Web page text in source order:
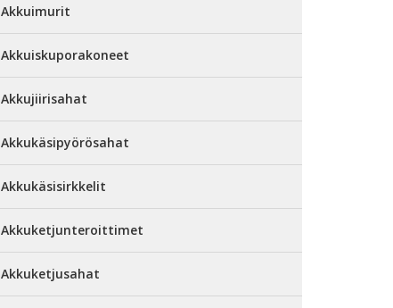
Akkuimurit
Akkuiskuporakoneet
Akkujiirisahat
Akkukäsipyörösahat
Akkukäsisirkkelit
Akkuketjunteroittimet
Akkuketjusahat